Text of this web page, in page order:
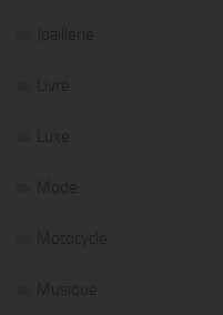
Joaillerie
Livre
Luxe
Mode
Motocycle
Musique